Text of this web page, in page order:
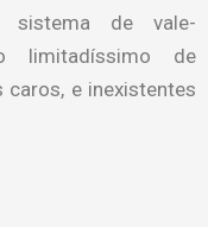
sistema de vale-
limitadíssimo de
e inexistentes